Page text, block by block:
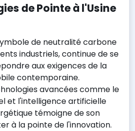
de Pointe à l'Usine
de neutralité carbone
industriels, continue de se
aux exigences de la
contemporaine.
avancées comme le
et l'intelligence artificielle
témoigne de son
à la pointe de l'innovation.